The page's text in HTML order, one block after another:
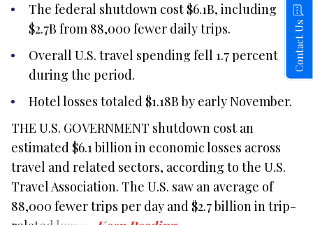
The federal shutdown cost $6.1B, including
$2.7B from 88,000 fewer daily trips.
Overall U.S. travel spending fell 1.7 percent
during the period.
Hotel losses totaled $1.18B by early November.
THE U.S. GOVERNMENT shutdown cost an
estimated $6.1 billion in economic losses across
travel and related sectors, according to the U.S.
Travel Association. The U.S. saw an average of
88,000 fewer trips per day and $2.7 billion in trip-
Contact Us